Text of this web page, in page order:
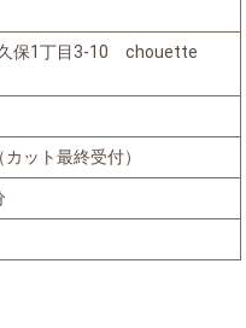
保1丁目3-10 chouette
ット最終受付）